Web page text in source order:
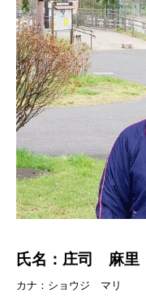
氏名：庄司 麻里
カナ：ショウジ マリ